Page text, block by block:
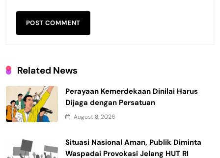
Related News
Perayaan Kemerdekaan Dinilai Harus
Dijaga dengan Persatuan
August 8, 2026
Situasi Nasional Aman, Publik Diminta
Waspadai Provokasi Jelang HUT RI